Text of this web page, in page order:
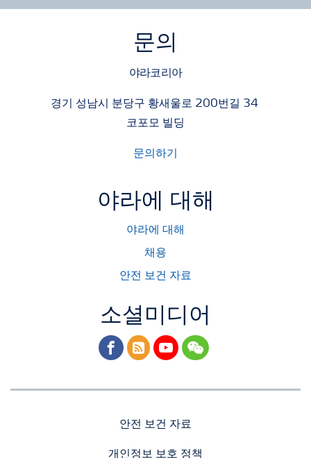
문의
야라코리아
경기 성남시 분당구 황새울로 200번길 34
코포모 빌딩
문의하기
야라에 대해
야라에 대해
채용
안전 보건 자료
소셜미디어
facebook
rss youtubewechat
안전 보건 자료
개인정보 보호 정책